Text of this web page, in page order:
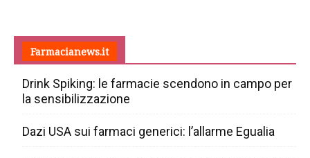
Farmacianews.it
Drink Spiking: le farmacie scendono in campo per
la sensibilizzazione
Dazi USA sui farmaci generici: l’allarme Egualia